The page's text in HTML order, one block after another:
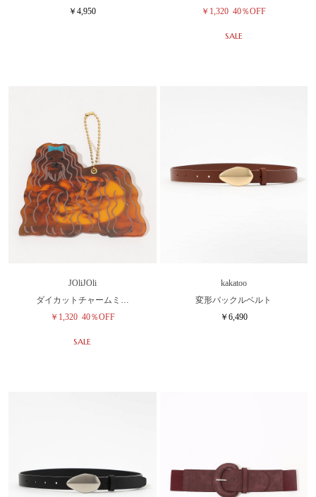
￥4,950
￥1,320 40％OFF
SALE
JOliJOli
ダイカットチャームミ…
￥1,320 40％OFF
SALE
kakatoo
変形バックルベルト
￥6,490